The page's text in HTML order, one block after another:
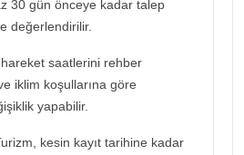
30 gün önceye kadar talep
değerlendirilir.
saatlerini rehber
iklim koşullarına göre
yapabilir.
kesin kayıt tarihine kadar